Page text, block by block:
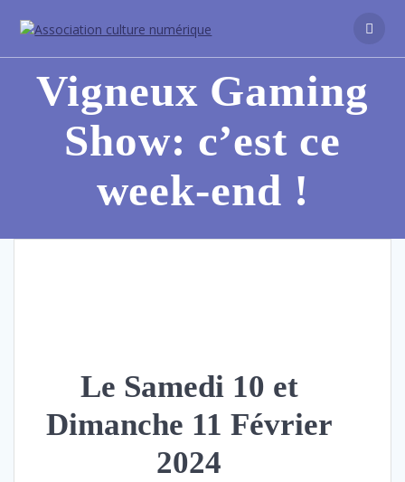
Vigneux Gaming
Show: c’est ce
week-end !
Le Samedi 10 et
Dimanche 11 Février
2024